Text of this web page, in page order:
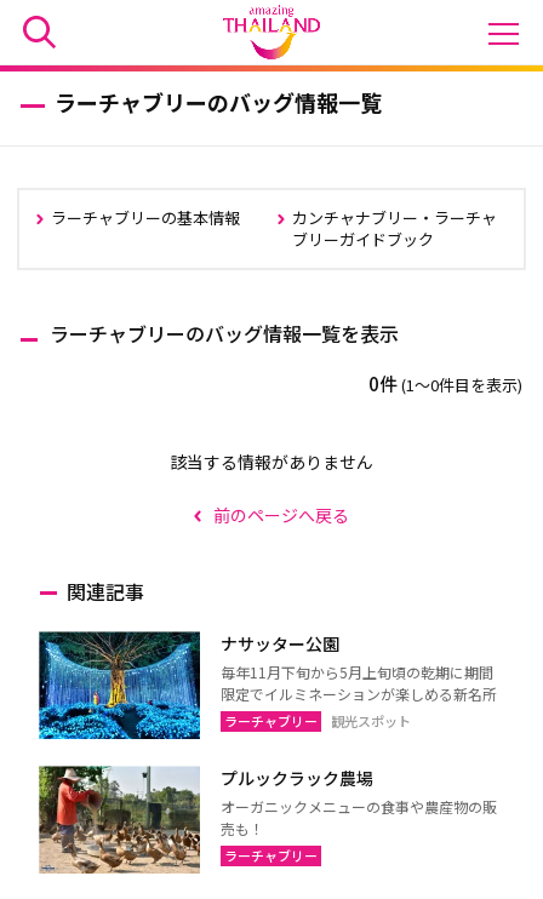
ラーチャブリーのバッグ情報一覧
ラーチャブリーの基本情報
カンチャナブリー・ラーチャ
ブリーガイドブック
ラーチャブリーのバッグ情報一覧を表示
0件(1〜0件目を表示)
該当する情報がありません
前のページへ戻る
関連記事
ナサッター公園
毎年11月下旬から5月上旬頃の乾期に期間
限定でイルミネーションが楽しめる新名所
ラーチャブリー 観光スポット
プルックラック農場
オーガニックメニューの食事や農産物の販
売も！
ラーチャブリー